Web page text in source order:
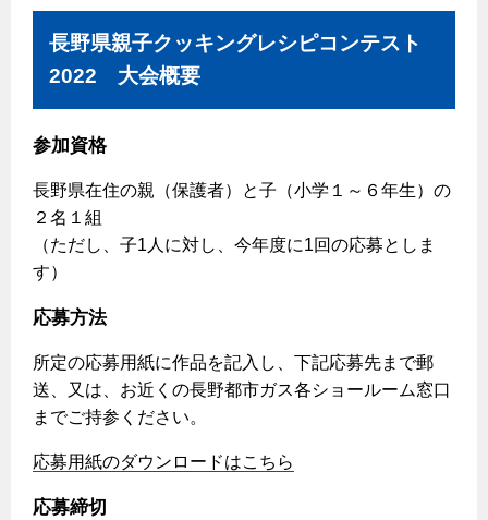
安全対策
ガスメーターの役割と安全機能
長期使用製品安全点検制度について
換気と給排気設備の注意点
冬季の注意
保安体制について
ガス設備安全点検について
ガスファンヒーター
ガス温水床暖房・ルームヒーター
長野県親子クッキングレシピコンテスト
2022 大会概要
参加資格
長野県在住の親（保護者）と子（小学１～６年生）の
２名１組
（ただし、子1人に対し、今年度に1回の応募としま
す）
応募方法
所定の応募用紙に作品を記入し、下記応募先まで郵
送、又は、お近くの長野都市ガス各ショールーム窓口
までご持参ください。
応募用紙のダウンロードはこちら
応募締切